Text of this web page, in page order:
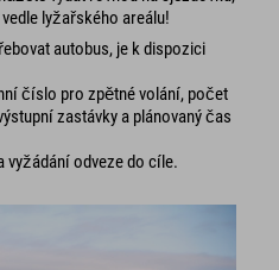
lyžařského areálu!
autobus, je k dispozici
číslo pro zpětné volání, počet
zastávky a plánovaný čas
vyžádání odveze do cíle.